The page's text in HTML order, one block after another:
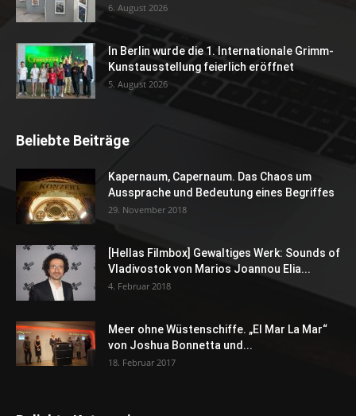
6. August 2026
In Berlin wurde die 1. Internationale Grimm-
Kunstausstellung feierlich eröffnet
5. August 2026
Beliebte Beiträge
Kapernaum, Capernaum. Das Chaos um
Aussprache und Bedeutung eines Begriffes
29. November 2018
[Hellas Filmbox] Gewaltiges Werk: Sounds of
Vladivostok von Marios Joannou Elia...
4. Februar 2018
Meer ohne Wüstenschiffe. „El Mar La Mar“
von Joshua Bonnetta und...
18. Februar 2017